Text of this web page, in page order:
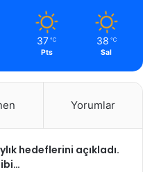
37 ℃
Pts
38 ℃
Sal
Yorumlar
hedeflerini açıkladı.